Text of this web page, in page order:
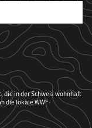
die in der Schweiz wohnhaft
die lokale WWF-